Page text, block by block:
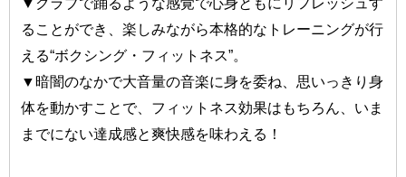
ることができ、楽しみながら本格的なトレーニングが行
える“ボクシング・フィットネス”。
▼暗闇のなかで大音量の音楽に身を委ね、思いっきり身
体を動かすことで、フィットネス効果はもちろん、いま
までにない達成感と爽快感を味わえる！